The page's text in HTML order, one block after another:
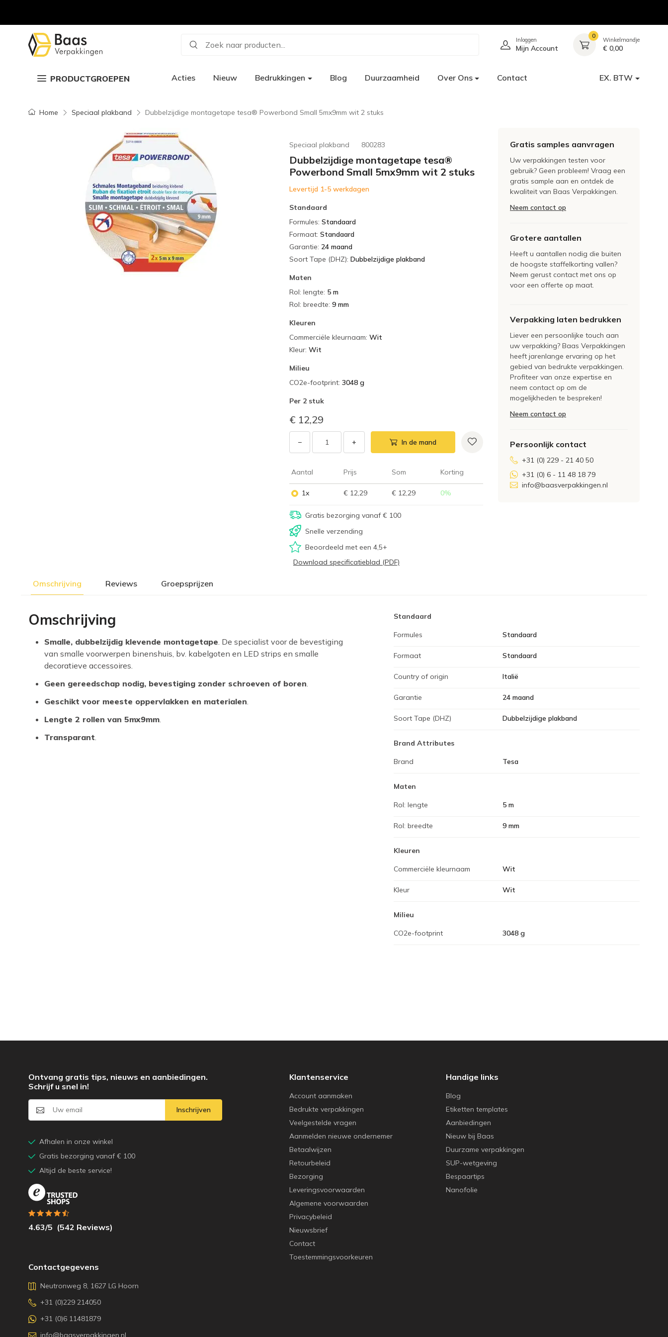
Zoek naar producten... Inloggen
Mijn Account
0
Winkelmandje
€ 0,00
PRODUCTGROEPEN Acties Nieuw Bedrukkingen Blog Duurzaamheid Over Ons Contact EX. BTW
Home Speciaal plakband Dubbelzijdige montagetape tesa® Powerbond Small 5mx9mm wit 2 stuks
Speciaal plakband 800283
Dubbelzijdige montagetape tesa®
Powerbond Small 5mx9mm wit 2 stuks
Levertijd 1-5 werkdagen
Standaard
Formules: Standaard
Formaat: Standaard
Garantie: 24 maand
Soort Tape (DHZ): Dubbelzijdige plakband
Maten
Rol: lengte: 5 m
Rol: breedte: 9 mm
Kleuren
Commerciële kleurnaam: Wit
Kleur: Wit
Milieu
CO2e-footprint: 3048 g
Per 2 stuk
€ 12,29
− + In de mand
Aantal Prijs Som Korting
1x € 12,29 € 12,29 0%
Gratis bezorging vanaf € 100
Snelle verzending
Beoordeeld met een 4,5+
Download specificatieblad (PDF)
Gratis samples aanvragen
Uw verpakkingen testen voor
gebruik? Geen probleem! Vraag een
gratis sample aan en ontdek de
kwaliteit van Baas Verpakkingen.
Neem contact op
Grotere aantallen
Heeft u aantallen nodig die buiten
de hoogste staffelkorting vallen?
Neem gerust contact met ons op
voor een offerte op maat.
Verpakking laten bedrukken
Liever een persoonlijke touch aan
uw verpakking? Baas Verpakkingen
heeft jarenlange ervaring op het
gebied van bedrukte verpakkingen.
Profiteer van onze expertise en
neem contact op om de
mogelijkheden te bespreken!
Neem contact op
Persoonlijk contact
+31 (0) 229 - 21 40 50
+31 (0) 6 - 11 48 18 79
info@baasverpakkingen.nl
Omschrijving Reviews Groepsprijzen
Omschrijving
Smalle, dubbelzijdig klevende montagetape. De specialist voor de bevestiging
van smalle voorwerpen binenshuis, bv. kabelgoten en LED strips en smalle
decoratieve accessoires.
Geen gereedschap nodig, bevestiging zonder schroeven of boren.
Geschikt voor meeste oppervlakken en materialen.
Lengte 2 rollen van 5mx9mm.
Transparant.
Standaard
Formules Standaard
Formaat Standaard
Country of origin Italië
Garantie 24 maand
Soort Tape (DHZ) Dubbelzijdige plakband
Brand Attributes
Brand Tesa
Maten
Rol: lengte 5 m
Rol: breedte 9 mm
Kleuren
Commerciële kleurnaam Wit
Kleur Wit
Milieu
CO2e-footprint 3048 g
Klantenservice
Account aanmaken
Bedrukte verpakkingen
Veelgestelde vragen
Aanmelden nieuwe ondernemer
Betaalwijzen
Retourbeleid
Bezorging
Leveringsvoorwaarden
Algemene voorwaarden
Privacybeleid
Nieuwsbrief
Contact
Toestemmingsvoorkeuren
Handige links
Blog
Etiketten templates
Aanbiedingen
Nieuw bij Baas
Duurzame verpakkingen
SUP-wetgeving
Bespaartips
Nanofolie
Contactgegevens
Neutronweg 8, 1627 LG Hoorn
+31 (0)229 214050
+31 (0)6 11481879
info@baasverpakkingen.nl
Ontvang gratis tips, nieuws en aanbiedingen.
Schrijf u snel in!
Inschrijven
Afhalen in onze winkel
Gratis bezorging vanaf € 100
Altijd de beste service!
4.63/5 (542 Reviews)